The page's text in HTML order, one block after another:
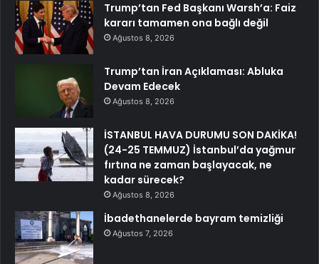
Trump’tan Fed Başkanı Warsh’a: Faiz
kararı tamamen ona bağlı değil
Ağustos 8, 2026
Trump’tan İran Açıklaması: Abluka
Devam Edecek
Ağustos 8, 2026
İSTANBUL HAVA DURUMU SON DAKİKA!
(24-25 TEMMUZ) İstanbul’da yağmur
fırtına ne zaman başlayacak, ne
kadar sürecek?
Ağustos 8, 2026
İbadethanelerde bayram temizliği
Ağustos 7, 2026